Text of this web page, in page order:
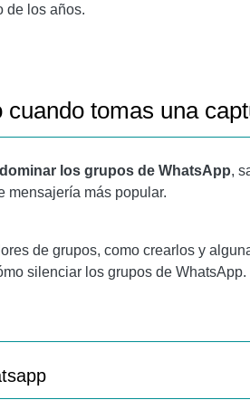
EN WHATSAPP
WHATSAPP
EQUIVOCADAS
AL MISMO TIEMPO
WHATSAPP
de los años.
tomas una
los grupos de WhatsApp,
mensajería más popular.
de grupos, como crearlos y
silenciar los grupos de